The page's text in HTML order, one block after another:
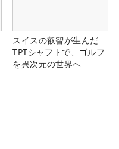
スイスの叡智が生んだ
TPTシャフトで、ゴルフ
を異次元の世界へ